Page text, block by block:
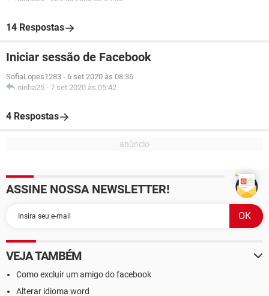
14 Respostas
Iniciar sessão de Facebook
SofiaLopes1283 - 6 set 2020 às 08:36
ninha25 - 7 set 2020 às 05:42
4 Respostas
ASSINE NOSSA NEWSLETTER!
VEJA TAMBÉM
Como excluir um amigo do facebook
Alterar idioma word